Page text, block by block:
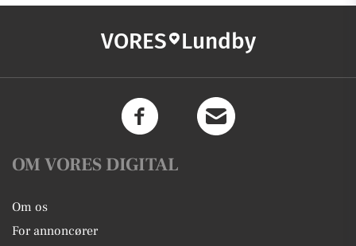
VORES Lundby
OM VORES DIGITAL
Om os
For annoncører